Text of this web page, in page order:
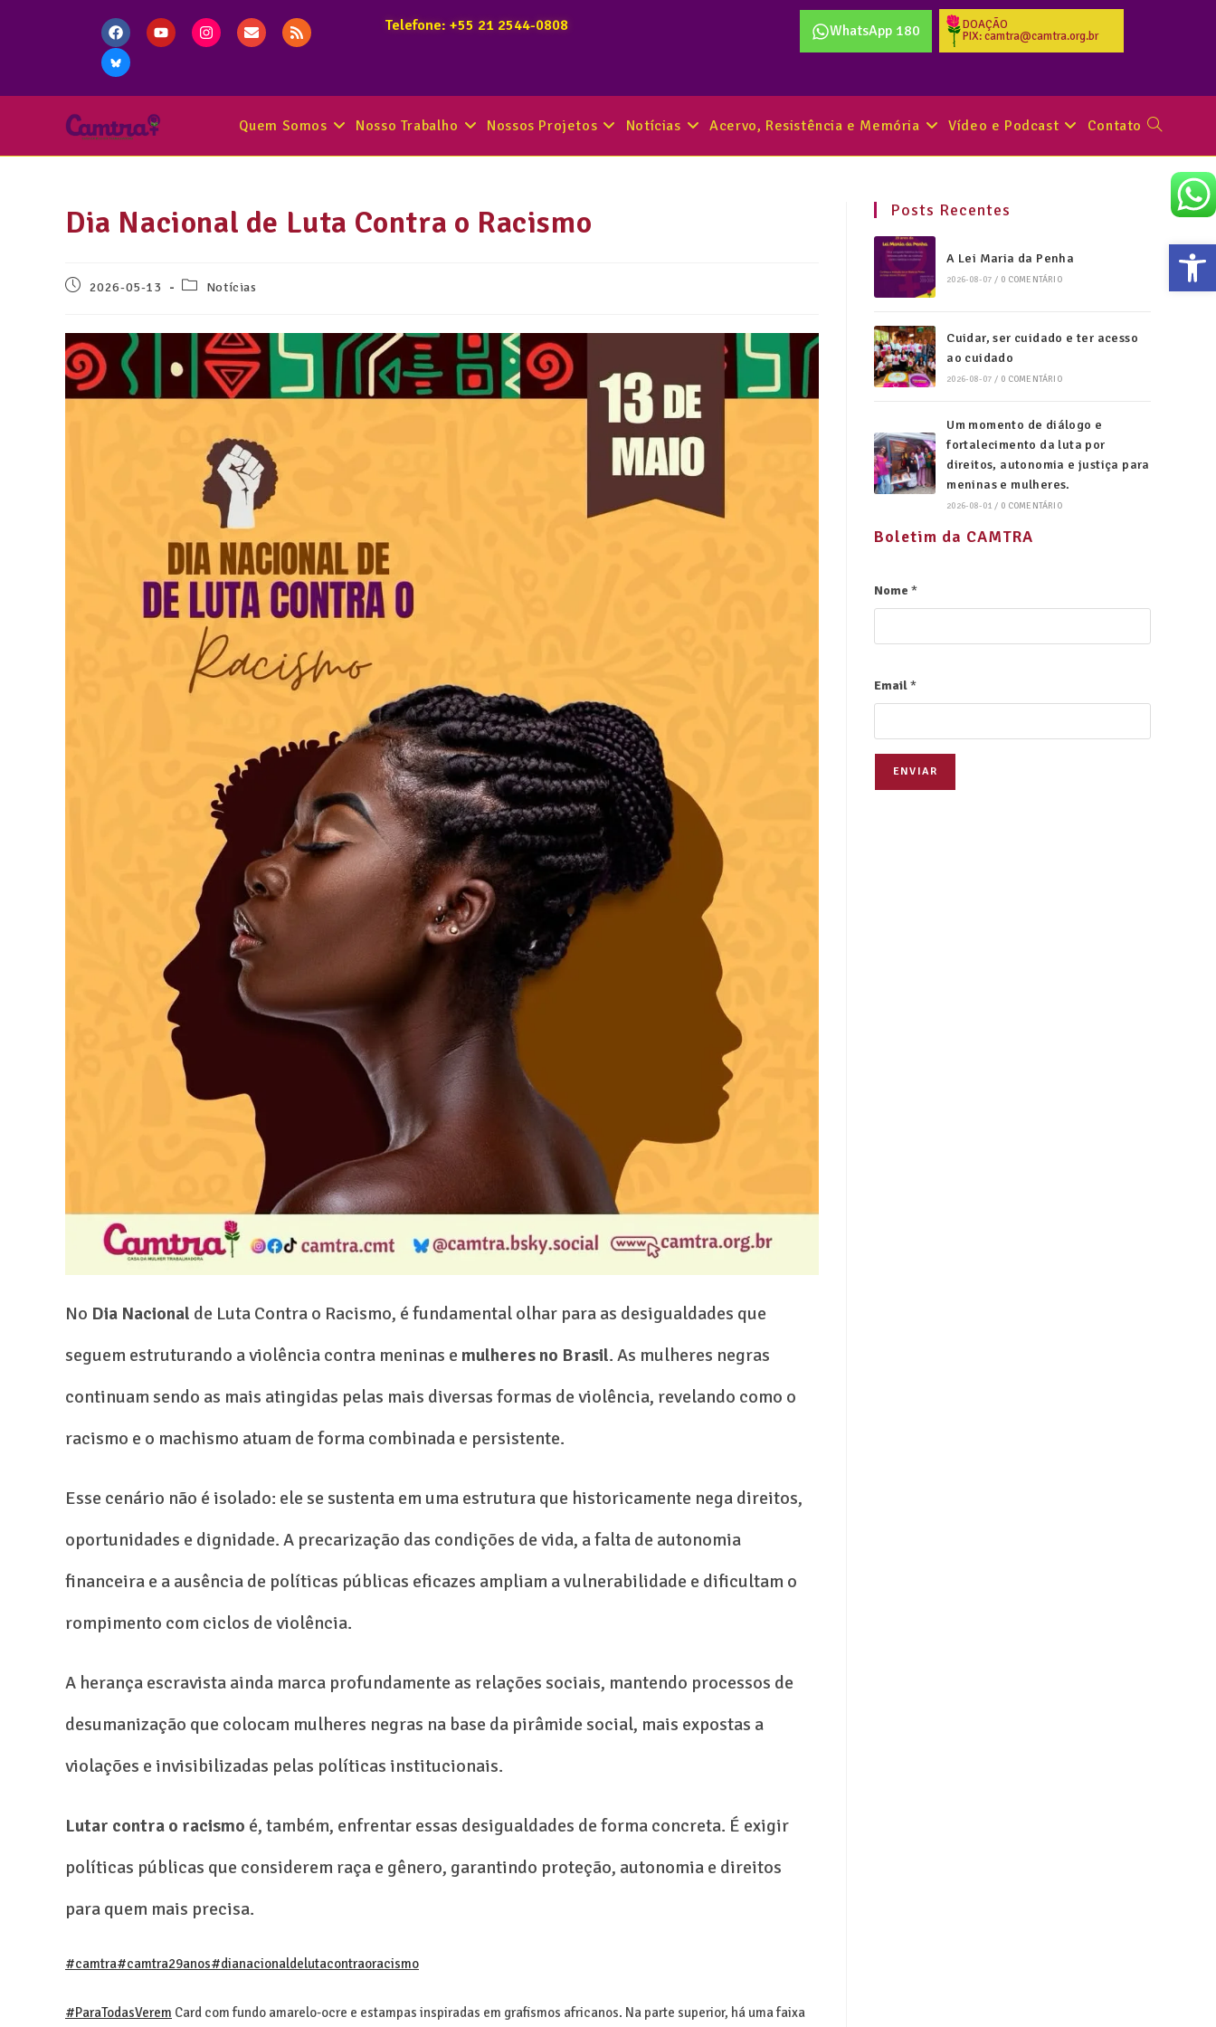
Telefone: +55 21 2544-0808 WhatsApp 180
DOAÇÃO
PIX: camtra@camtra.org.br
Quem Somos Nosso Trabalho Nossos Projetos Notícias Acervo, Resistência e Memória Vídeo e Podcast Contato
Dia Nacional de Luta Contra o Racismo
2026-05-13 Notícias
No Dia Nacional de Luta Contra o Racismo, é fundamental olhar para as desigualdades que
seguem estruturando a violência contra meninas e mulheres no Brasil. As mulheres negras
continuam sendo as mais atingidas pelas mais diversas formas de violência, revelando como o
racismo e o machismo atuam de forma combinada e persistente.
Esse cenário não é isolado: ele se sustenta em uma estrutura que historicamente nega direitos,
oportunidades e dignidade. A precarização das condições de vida, a falta de autonomia
financeira e a ausência de políticas públicas eficazes ampliam a vulnerabilidade e dificultam o
rompimento com ciclos de violência.
A herança escravista ainda marca profundamente as relações sociais, mantendo processos de
desumanização que colocam mulheres negras na base da pirâmide social, mais expostas a
violações e invisibilizadas pelas políticas institucionais.
Lutar contra o racismo é, também, enfrentar essas desigualdades de forma concreta. É exigir
políticas públicas que considerem raça e gênero, garantindo proteção, autonomia e direitos
para quem mais precisa.
#camtra#camtra29anos#dianacionaldelutacontraoracismo
#ParaTodasVerem Card com fundo amarelo-ocre e estampas inspiradas em grafismos africanos. Na parte superior, há uma faixa
Posts Recentes
A Lei Maria da Penha
2026-08-07 / 0 COMENTÁRIO
Cuidar, ser cuidado e ter acesso
ao cuidado
2026-08-07 / 0 COMENTÁRIO
Um momento de diálogo e
fortalecimento da luta por
direitos, autonomia e justiça para
meninas e mulheres.
2026-08-01 / 0 COMENTÁRIO
Boletim da CAMTRA
Nome *
Email*
ENVIAR